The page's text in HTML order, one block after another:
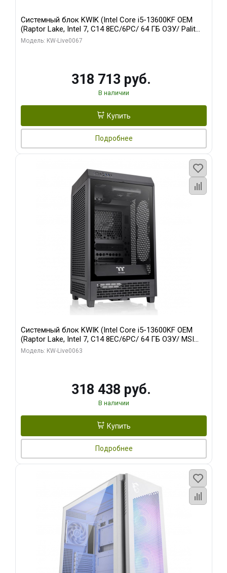
Системный блок KWIK (Intel Core i5-13600KF OEM
(Raptor Lake, Intel 7, C14 8EC/6PC/ 64 ГБ ОЗУ/ Palit
RTX5080 GAMINGPRO OC 16GB GDDR7 256bit 3xDP
Модель: KW-Live0067
318 713 руб.
В наличии
Купить
Подробнее
Системный блок KWIK (Intel Core i5-13600KF OEM
(Raptor Lake, Intel 7, C14 8EC/6PC/ 64 ГБ ОЗУ/ MSI
RTX5080 VENTUS 3X OC 16GB GDDR7 256bit 3xDP
Модель: KW-Live0063
318 438 руб.
В наличии
Купить
Подробнее